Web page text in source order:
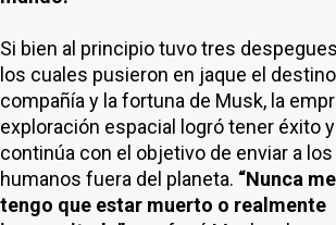
Si bien al principio tuvo tres
los cuales pusieron en jaque el
compañía y la fortuna de Musk, la
exploración espacial logró tener éxito
continúa con el objetivo de enviar a
humanos fuera del planeta. “Nunca
tengo que estar muerto o realmente